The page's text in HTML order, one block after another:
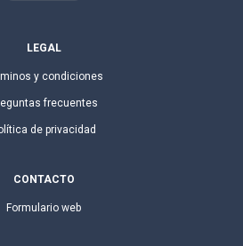
LEGAL
y condiciones
frecuentes
de privacidad
CONTACTO
Formulario web